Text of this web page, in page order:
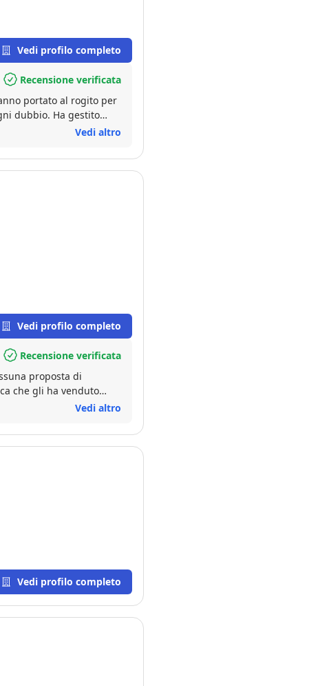
Vedi profilo completo
Recensione verificata
portato al rogito per
dubbio. Ha gestito
anche un rapporto di
Vedi altro
Vedi profilo completo
Recensione verificata
che gli ha venduto
della casa e gli ho
acquirenti fino al
con Cristiano perciò lo
Rosa.
Vedi altro
Vedi profilo completo